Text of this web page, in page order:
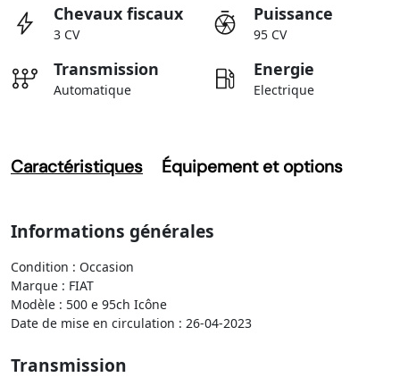
Chevaux fiscaux
3 CV
Puissance
95 CV
Transmission
Automatique
Energie
Electrique
Caractéristiques Équipement et options
Informations générales
Condition : Occasion
Marque : FIAT
Modèle : 500 e 95ch Icône
Date de mise en circulation : 26-04-2023
Transmission